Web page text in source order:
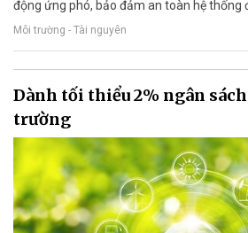
động ứng phó, bảo đảm an toàn hệ thống
Môi trường - Tài nguyên
Dành tối thiểu 2% ngân
trường